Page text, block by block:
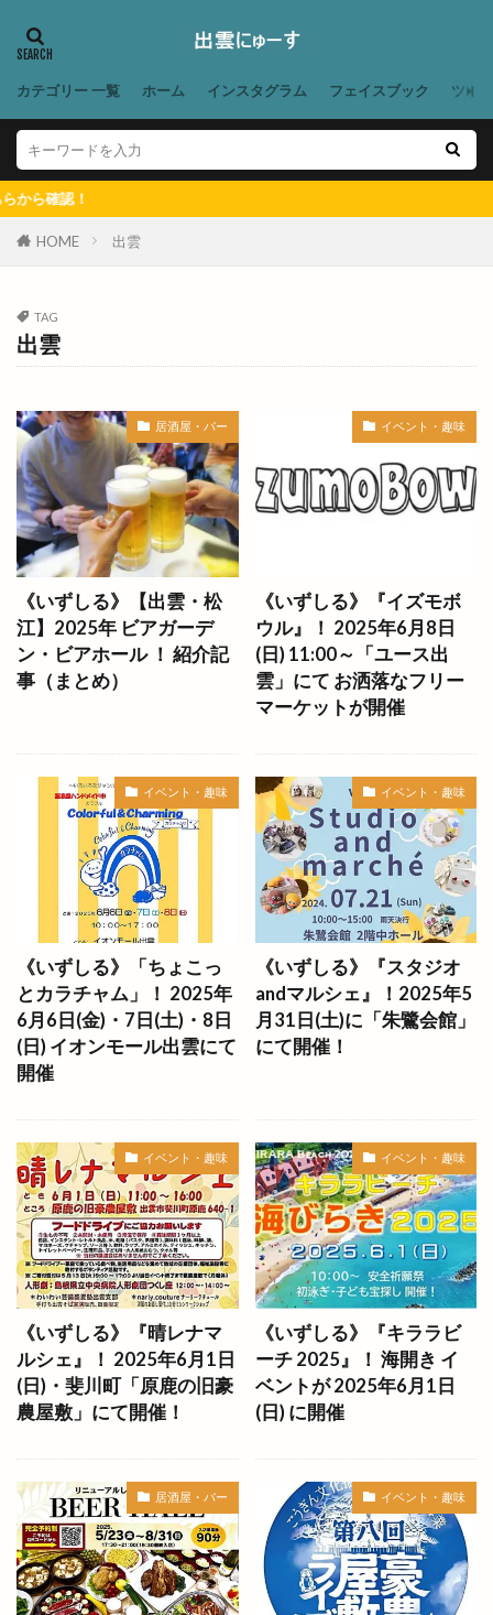
カテゴリー 一覧 ホーム インスタグラム フェイスブック ツイ
クレジットカード
クレーンゲーム専門店
クロスキャンパー
クロッフル
クロッフル専門店
クロワッサン
クーポン
グラッピーノ
グラース
グルテンフリー
グルメ
ケンタッキーフライドチキン 出雲店
ケーキ
ゲストハウス
ゲームコーナー
コインランドリー
コインレストラン
コインロッカー
ココカラ
ココマルシェ
ココロン
コスとくマーケット
コスとくマーケット 平田店
コストコ
コスモス
コタメリ
コナミスポーツクラブ松江
コミュニティバス
コワリ
コンテナカフェ
コーヒーレストラン
ゴビウス
ゴートゥーイート 島根
ゴールデンウィーク
サイクルセンター
サイゼリヤ
サブスク
サムライボール
サラダプラス
サラダボウル
サラダ専門店
サン
サンアイ
サンアビ☆アソビ
サンキアカデミー
サンキュー
サンセットタイム
サンデーマーケットチーボ
サンドラッグ
サンマルク
サンロードなかまち
シカゴピザ
シャトレーゼ
シャトー弥山
シャミネ松江
シャミネ松江店
シャーマンキング
シューラルー
ショップ
シーシーマルシェ
ジェラート
ジビエ
ジブリ
ジム
ジャックインザドーナツ
ジャパン
ジャンボマックス
ジャンボマックスＪＭ
ジュウゴヤ
ジュンテンドー
ジョイラスター
ジロー
スイーツ複合店
スイーツ複合店舗
スキー
スクールノマドフェスタ
スケート
スシロー
スタジオandマルシェ
スタジオマルシェ
スタバ
スタンダードプロダクツ
スタンド
スタンプラリー
スターチス
スターバックス
HOME 出雲
TAG
出雲
居酒屋・バー
《いずしる》【出雲・松
江】2025年 ビアガーデ
ン・ビアホール ！ 紹介記
事（まとめ）
イベント・趣味
《いずしる》『イズモボ
ウル』！ 2025年6月8日
(日) 11:00～「ユース出
雲」にて お洒落なフリー
マーケットが開催
イベント・趣味
《いずしる》「ちょこっ
とカラチャム」！ 2025年
6月6日(金)・7日(土)・8日
(日) イオンモール出雲にて
開催
イベント・趣味
《いずしる》『スタジオ
andマルシェ』！2025年5
月31日(土)に「朱鷺会館」
にて開催！
イベント・趣味
《いずしる》『晴レナマ
ルシェ』！ 2025年6月1日
(日)・斐川町「原鹿の旧豪
農屋敷」にて開催！
イベント・趣味
《いずしる》『キララビ
ーチ 2025』！ 海開き イ
ベントが 2025年6月1日
(日) に開催
居酒屋・バー イベント・趣味